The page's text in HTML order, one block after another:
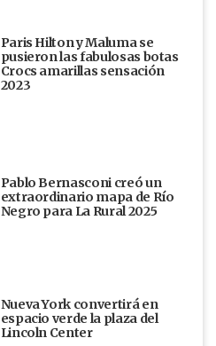
Paris Hilton y Maluma se
pusieron las fabulosas botas
Crocs amarillas sensación
2023
Pablo Bernasconi creó un
extraordinario mapa de Río
Negro para La Rural 2025
Nueva York convertirá en
espacio verde la plaza del
Lincoln Center